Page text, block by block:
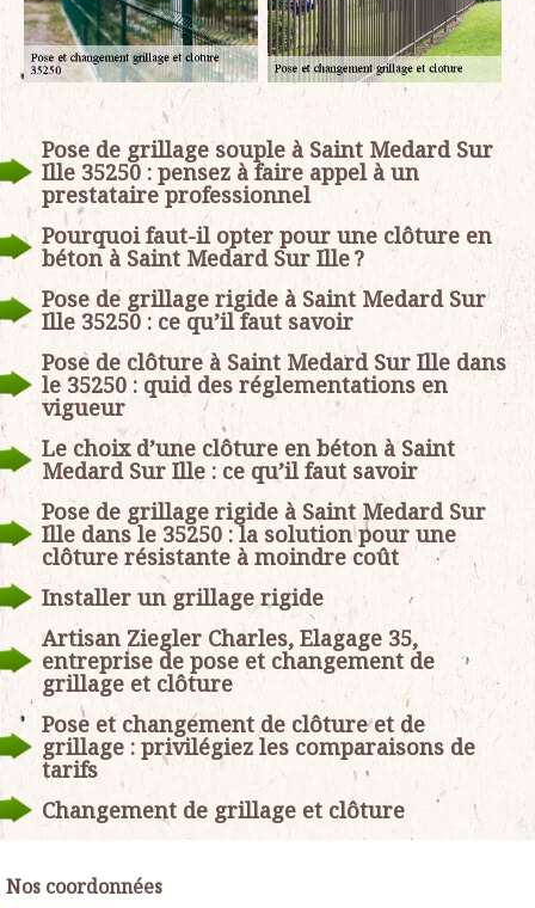
Pose de grillage souple à Saint Medard Sur
Ille 35250 : pensez à faire appel à un
prestataire professionnel
Pourquoi faut-il opter pour une clôture en
béton à Saint Medard Sur Ille ?
Pose de grillage rigide à Saint Medard Sur
Ille 35250 : ce qu’il faut savoir
Pose de clôture à Saint Medard Sur Ille dans
le 35250 : quid des réglementations en
vigueur
Le choix d’une clôture en béton à Saint
Medard Sur Ille : ce qu’il faut savoir
Pose de grillage rigide à Saint Medard Sur
Ille dans le 35250 : la solution pour une
clôture résistante à moindre coût
Installer un grillage rigide
Artisan Ziegler Charles, Elagage 35,
entreprise de pose et changement de
grillage et clôture
Pose et changement de clôture et de
grillage : privilégiez les comparaisons de
tarifs
Changement de grillage et clôture
Nos coordonnées